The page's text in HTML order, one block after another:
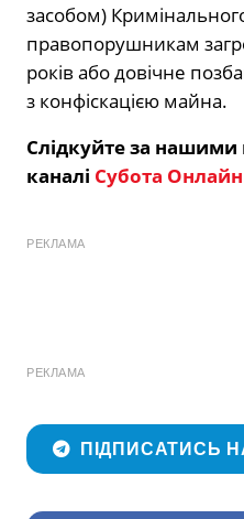
засобом)
правопорушникам
років або довічне
з конфіскацією майна.
Слідкуйте за
каналі Субота Онлайн
РЕКЛАМА
РЕКЛАМА
ПІДПИСАТИСЬ